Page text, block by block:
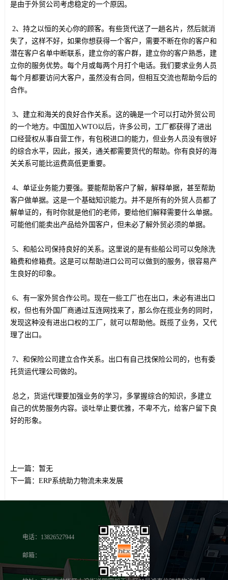
是由于外贸公司考虑稳定的一个原因。
2、持之以恒的关心你的顾客。有些货代送了一趟名片，然后就消
失了，这样不好，如果你想获得一个客户，需要不断在你的客户和
潜在客户名单中断联系，建立你的客户群，建立你的客户熟悉，建
立你的服务优势。每个月或每两个月打个电话。我们要求业务人员
每个月都要访问大客户，虽然没有合同，但相互交流也帮助今后的
合作。
3、建立和海关的良好合作关系。这的确是一个可以打动外贸公司
的一个地方。中国加入WTO以后，许多公司，工厂都获得了进出
口经营权从事自营工作，有包税进口的能力，但业务人员没有很好
的综合水平，因此，报关，通关都需要货代的帮助。你有良好的海
关关系可能比运费高低更重要。
4、单证业务能力要强。要能帮助客户了解，解释单据，甚至帮助
客户做单据。这是一个基础知识能力。并不是所有的外贸人员都了
解单证的，有时你就是他们的老师，要给他们解释需要什么单据。
可能他们能卖出产品给外国客户，但未必了解外贸必须的单据。
5、和船公司保持良好的关系。这里说的是有些船公司可以免除洗
箱费和修箱费。这是可以帮助进口公司可以做到的服务，很容易产
生良好的印象。
6、有一家外贸合作公司。现在一些工厂也在出口，未必有进出口
权，但也有外国厂商通过互连网找来了，那么你在揽业务的同时，
发现这种没有进出口权的工厂，就可以帮助他。既揽了业务，又代
理了出口。
7、和保险公司建立合作关系。出口有自己找保险公司的，也有委
托货运代理公司做的。
总之，货运代理要加强业务的学习，多掌握综合的知识，多建立
自己的优势服务内容。谈吐举止要优雅，不卑不亢，给客户留下良
好的形象。
上一篇： 暂无
下一篇： ERP系统助力物流未来发展
电话：13826527944
邮箱：